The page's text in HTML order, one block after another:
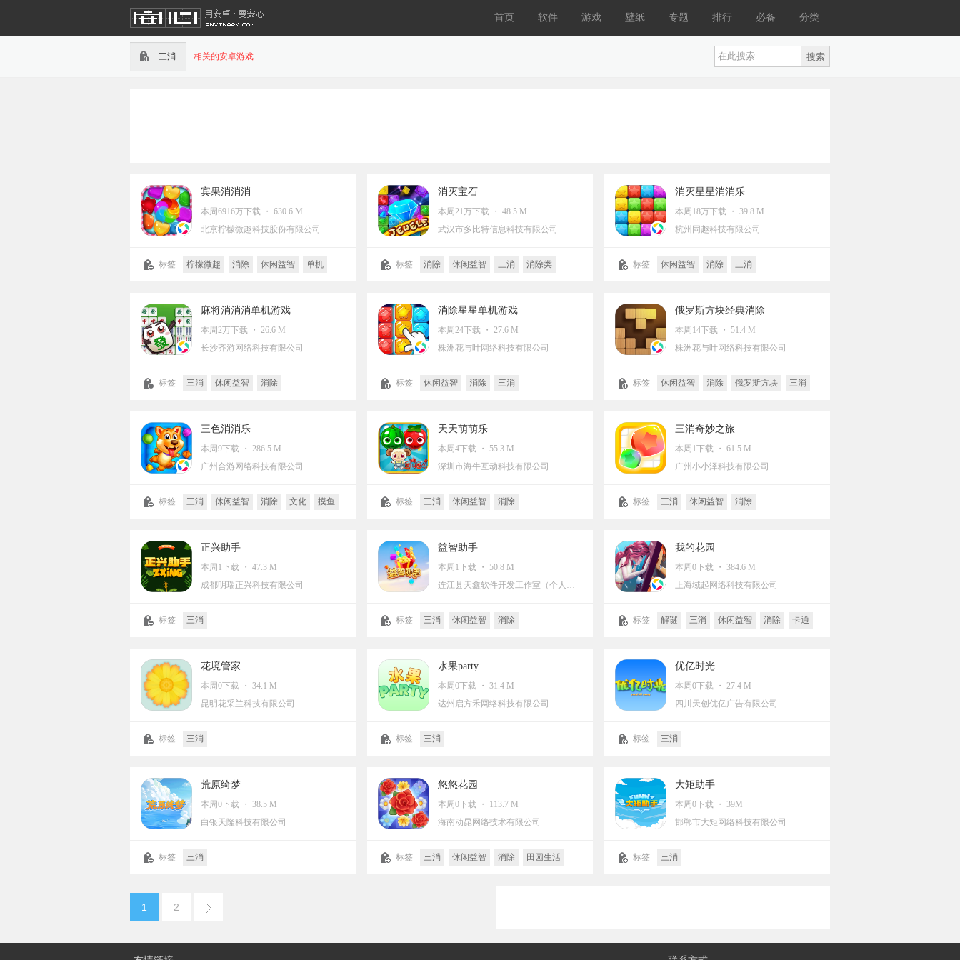
首页 软件 游戏 壁纸 专题 排行 必备 分类
三消 相关的安卓游戏
宾果消消消
本周6916万下载 ・ 630.6 M
北京柠檬微趣科技股份有限公司
标签 柠檬微趣 消除 休闲益智
单机
消灭宝石
本周21万下载 ・ 48.5 M
武汉市多比特信息科技有限公司
标签 消除 休闲益智 三消 消除类
消灭星星消消乐
本周18万下载 ・ 39.8 M
杭州同趣科技有限公司
标签 休闲益智 消除 三消
麻将消消消单机游戏
本周2万下载 ・ 26.6 M
长沙齐游网络科技有限公司
标签 三消 休闲益智 消除
消除星星单机游戏
本周24下载 ・ 27.6 M
株洲花与叶网络科技有限公司
标签 休闲益智 消除 三消
俄罗斯方块经典消除
本周14下载 ・ 51.4 M
株洲花与叶网络科技有限公司
标签 休闲益智 消除 俄罗斯方块 三消
三色消消乐
本周9下载 ・ 286.5 M
广州合游网络科技有限公司
标签 三消 休闲益智 消除 文化
摸鱼
天天萌萌乐
本周4下载 ・ 55.3 M
深圳市海牛互动科技有限公司
标签 三消 休闲益智 消除
三消奇妙之旅
本周1下载 ・ 61.5 M
广州小小泽科技有限公司
标签 三消 休闲益智 消除
正兴助手
本周1下载 ・ 47.3 M
成都明瑞正兴科技有限公司
标签 三消
益智助手
本周1下载 ・ 50.8 M
连江县天鑫软件开发工作室（个人独资）
标签 三消 休闲益智 消除
我的花园
本周0下载 ・ 384.6 M
上海域起网络科技有限公司
标签 解谜 三消 休闲益智 消除
卡通
花境管家
本周0下载 ・ 34.1 M
昆明花采兰科技有限公司
标签 三消
水果party
本周0下载 ・ 31.4 M
达州启方禾网络科技有限公司
标签 三消
优亿时光
本周0下载 ・ 27.4 M
四川天创优亿广告有限公司
标签 三消
荒原绮梦
本周0下载 ・ 38.5 M
白银天隆科技有限公司
标签 三消
悠悠花园
本周0下载 ・ 113.7 M
海南动昆网络技术有限公司
标签 三消 休闲益智 消除
田园生活
大矩助手
本周0下载 ・ 39M
邯郸市大矩网络科技有限公司
标签 三消
1 2